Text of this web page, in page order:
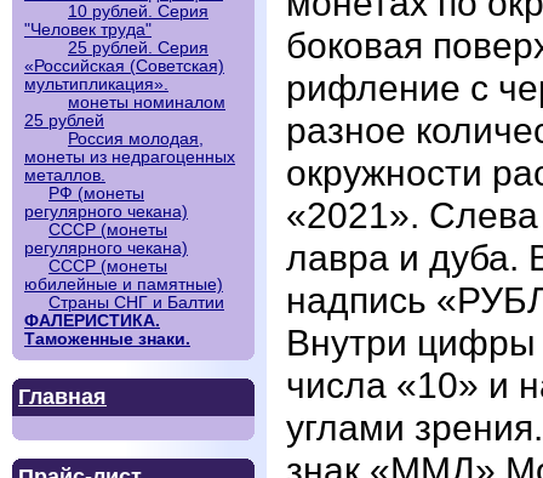
10 рублей. Серия
"Человек труда"
25 рублей. Серия
«Российская (Советская)
мультипликация».
монеты номиналом
25 рублей
Россия молодая,
монеты из недрагоценных
металлов.
РФ (монеты
регулярного чекана)
СССР (монеты
регулярного чекана)
СССР (монеты
юбилейные и памятные)
Страны СНГ и Балтии
ФАЛЕРИСТИКА.
Таможенные знаки.
Главная
боковая
рифление с
разное
окружности
«2021».
лавра и дуба.
надпись
Внутри цифры
числа «10» и
углами
знак «ММД»